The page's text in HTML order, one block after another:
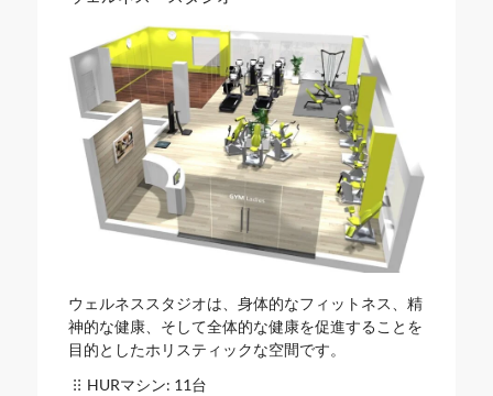
ウェルネススタジオは、身体的なフィットネス、精
神的な健康、そして全体的な健康を促進することを
目的としたホリスティックな空間です。
HURマシン: 11台